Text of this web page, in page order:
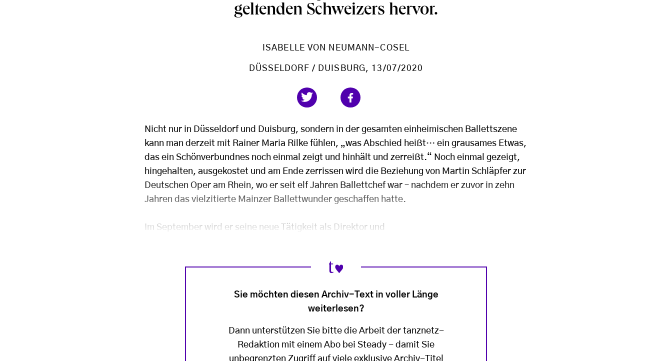
geltenden Schweizers hervor.
ISABELLE VON NEUMANN-COSEL
DÜSSELDORF / DUISBURG, 13/07/2020
Nicht nur in Düsseldorf und Duisburg, sondern in der gesamten einheimischen Ballettszene
kann man derzeit mit Rainer Maria Rilke fühlen, „was Abschied heißt… ein grausames Etwas,
das ein Schönverbundnes noch einmal zeigt und hinhält und zerreißt.“ Noch einmal gezeigt,
hingehalten, ausgekostet und am Ende zerrissen wird die Beziehung von Martin Schläpfer zur
Deutschen Oper am Rhein, wo er seit elf Jahren Ballettchef war – nachdem er zuvor in zehn
Jahren das vielzitierte Mainzer Ballettwunder geschaffen hatte.
Im September wird er seine neue Tätigkeit als Direktor und
Sie möchten diesen Archiv-Text in voller Länge
weiterlesen?
Dann unterstützen Sie bitte die Arbeit der tanznetz-
Redaktion mit einem Abo bei Steady - damit Sie
unbegrenzten Zugriff auf viele exklusive Archiv-Titel